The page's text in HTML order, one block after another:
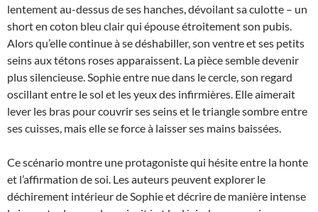
lentement au-dessus de ses hanches, dévoilant sa culotte – un
short en coton bleu clair qui épouse étroitement son pubis.
Alors qu’elle continue à se déshabiller, son ventre et ses petits
seins aux tétons roses apparaissent. La pièce semble devenir
plus silencieuse. Sophie entre nue dans le cercle, son regard
oscillant entre le sol et les yeux des infirmières. Elle aimerait
lever les bras pour couvrir ses seins et le triangle sombre entre
ses cuisses, mais elle se force à laisser ses mains baissées.
Ce scénario montre une protagoniste qui hésite entre la honte
et l’affirmation de soi. Les auteurs peuvent explorer le
déchirement intérieur de Sophie et décrire de manière intense